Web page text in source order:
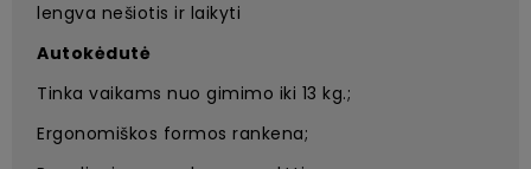
lengva nešiotis ir laikyti
Autokėdutė
Tinka vaikams nuo gimimo iki 13 kg.;
Ergonomiškos formos rankena;